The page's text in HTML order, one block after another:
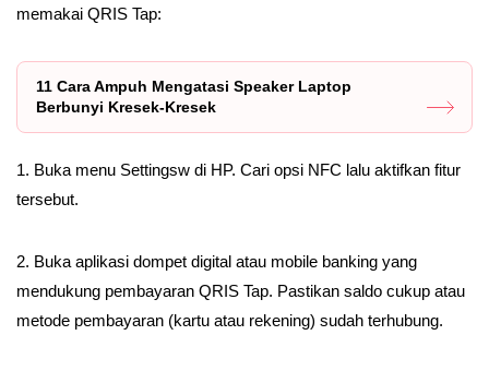
memakai QRIS Tap:
11 Cara Ampuh Mengatasi Speaker Laptop
Berbunyi Kresek-Kresek
1. Buka menu Settingsw di HP. Cari opsi NFC lalu aktifkan fitur
tersebut.
2. Buka aplikasi dompet digital atau mobile banking yang
mendukung pembayaran QRIS Tap. Pastikan saldo cukup atau
metode pembayaran (kartu atau rekening) sudah terhubung.